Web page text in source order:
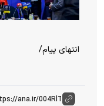
انتهای پیام/